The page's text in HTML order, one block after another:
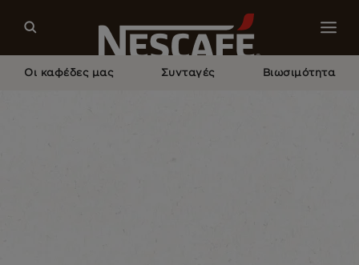
Οι καφέδες μας Συνταγές Βιωσιμότητα